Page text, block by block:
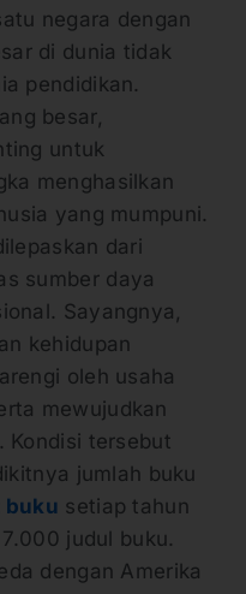
negara dengan
di dunia tidak
pendidikan.
besar,
untuk
menghasilkan
yang mumpuni.
dari
sumber daya
Sayangnya,
kehidupan
oleh usaha
mewujudkan
tersebut
jumlah buku
buku setiap tahun
judul buku.
dengan Amerika